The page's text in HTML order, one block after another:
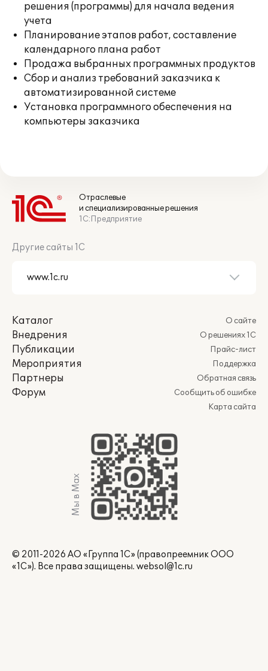
решения (программы) для начала ведения
учета
Планирование этапов работ, составление
календарного плана работ
Продажа выбранных программных продуктов
Сбор и анализ требований заказчика к
автоматизированной системе
Установка программного обеспечения на
компьютеры заказчика
Отраслевые
и специализированные решения
1С:Предприятие
Другие сайты 1С
Каталог
Внедрения
Публикации
Мероприятия
Партнеры
Форум
О сайте
О решениях 1С
Прайс-лист
Поддержка
Обратная связь
Сообщить об ошибке
Карта сайта
Мы в Max
© 2011-2026 АО «Группа 1С» (правопреемник ООО
«1С»). Все права защищены. websol@1c.ru